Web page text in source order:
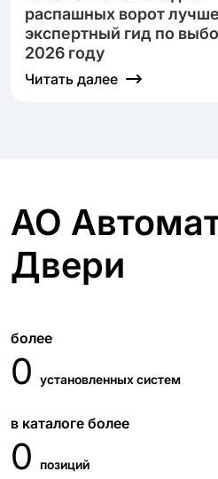
распашных ворот
экспертный гид по
2026 году
Читать далее
АО
Двери
более
0 установленных систем
в каталоге более
0 позиций